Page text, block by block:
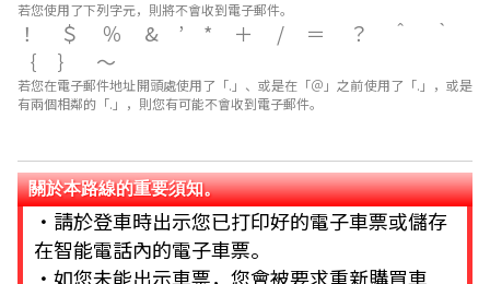
若您使用了下列字元，則將不會收到電子郵件。
！＄％&’*＋/＝？＾｀
｛｝～
若您在電子郵件地址開頭處使用了「.」、或是在「＠」之前使用了「.」，或是
有兩個相鄰的「.」，則您有可能不會收到電子郵件。
關於本路線的重要須知。
・請於登車時出示您已打印好的電子車票或儲存
在智能電話內的電子車票。
・如您未能出示車票，您會被要求重新購買車